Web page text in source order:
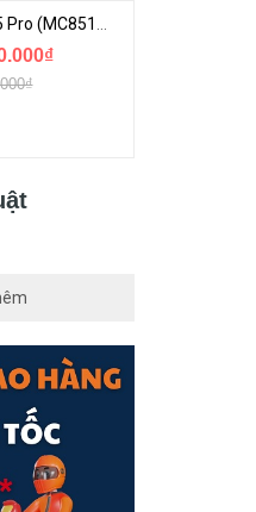
ZTE G5 Pro (MC8512) | Router 5G WiFi7 Be7200 Hỗ Trợ Băng Tần 6Ghz Cực Mạnh